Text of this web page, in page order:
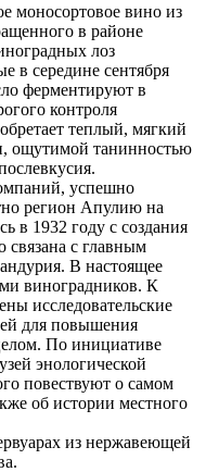
моносортовое вино из
в районе
лоз
в середине сентября
ферментируют в
контроля
теплый, мягкий
ощутимой танинностью
успешно
регион Апулию на
в 1932 году с создания
связана с главным
В настоящее
виноградников. К
исследовательские
для повышения
По инициативе
энологической
повествуют о самом
об истории местного
из нержавеющей